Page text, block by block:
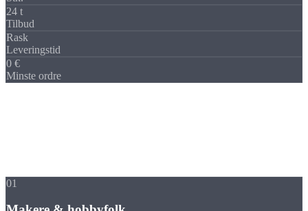
24 t
Tilbud
Rask
Leveringstid
0 €
Minste ordre
01